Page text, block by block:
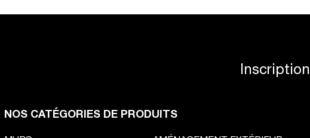
NOS CATÉGORIES DE PRODUITS